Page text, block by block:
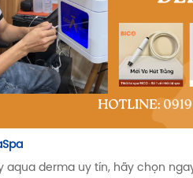
aqua derma uy tín, hãy chọn